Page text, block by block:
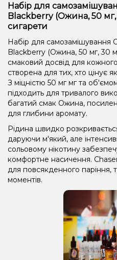
Набір для
Blackberry (Ожина, 50
сигарети
Набір для самозамішування
Blackberry (Ожина, 50 мг, 30
смаковий досвід для
створена для тих, хто цінує
З міцністю 50 мг мг та
підходить для тривалого
багатий смак Ожина,
для глибини аромату.
Рідина швидко
даруючи м'який, але
сольовому нікотину
комфортне насичення.
для повсякденного паріння,
моментів.